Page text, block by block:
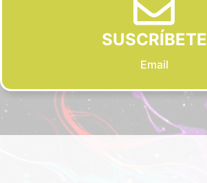
SUSCRÍBETE
Email